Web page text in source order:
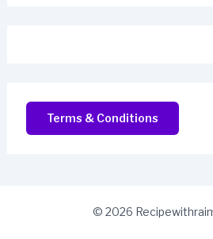
Terms & Conditions
© 2026